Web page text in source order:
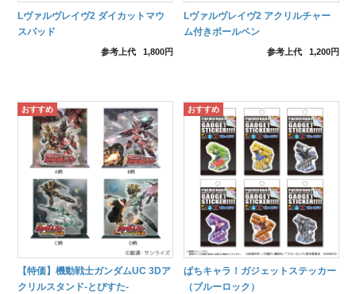
Lヴァルヴレイヴ2 ダイカットマウ
スパッド
参考上代 1,800円
Lヴァルヴレイヴ2 アクリルチャー
ム付きボールペン
参考上代 1,200円
【特価】機動戦士ガンダムUC 3Dア
クリルスタンド-とびすた-
ぱちキャラ！ガジェットステッカー
（ブルーロック）